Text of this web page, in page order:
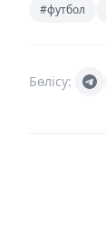
#футбол
Бөлісу: